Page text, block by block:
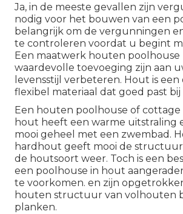
Ja, in de meeste gevallen zijn
nodig voor het bouwen van een
belangrijk om de vergunningen
te controleren voordat u begint
Een maatwerk houten poolhouse
waardevolle toevoeging zijn aan
levensstijl verbeteren. Hout is
flexibel materiaal dat goed past
Een houten poolhouse of cottage
hout heeft een warme uitstraling
mooi geheel met een zwembad.
hardhout geeft mooi de
de houtsoort weer. Toch is een
een poolhouse in hout
te voorkomen. en zijn
houten structuur van volhouten
planken.